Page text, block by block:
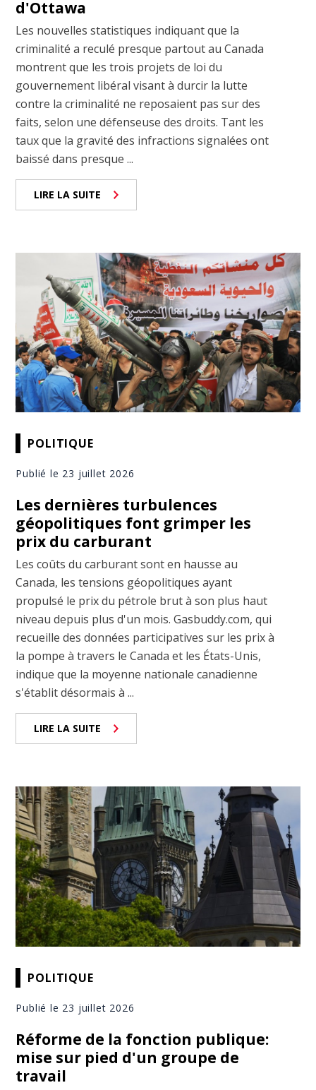
d'Ottawa
Les nouvelles statistiques indiquant que la
criminalité a reculé presque partout au Canada
montrent que les trois projets de loi du
gouvernement libéral visant à durcir la lutte
contre la criminalité ne reposaient pas sur des
faits, selon une défenseuse des droits. Tant les
taux que la gravité des infractions signalées ont
baissé dans presque ...
LIRE LA SUITE
POLITIQUE
Publié le 23 juillet 2026
Les dernières turbulences
géopolitiques font grimper les
prix du carburant
Les coûts du carburant sont en hausse au
Canada, les tensions géopolitiques ayant
propulsé le prix du pétrole brut à son plus haut
niveau depuis plus d'un mois. Gasbuddy.com, qui
recueille des données participatives sur les prix à
la pompe à travers le Canada et les États-Unis,
indique que la moyenne nationale canadienne
s'établit désormais à ...
LIRE LA SUITE
POLITIQUE
Publié le 23 juillet 2026
Réforme de la fonction publique:
mise sur pied d'un groupe de
travail